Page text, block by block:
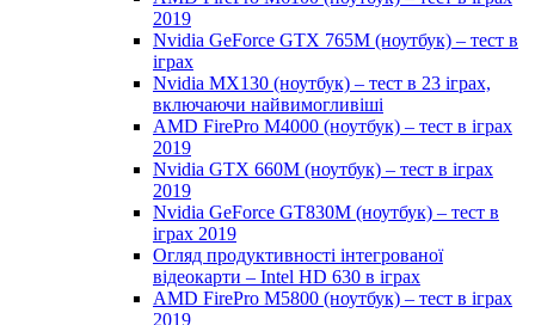
2019
Nvidia GeForce GTX 765M (ноутбук) – тест в
іграх
Nvidia MX130 (ноутбук) – тест в 23 іграх,
включаючи найвимогливіші
AMD FirePro M4000 (ноутбук) – тест в іграх
2019
Nvidia GTX 660M (ноутбук) – тест в іграх
2019
Nvidia GeForce GT830M (ноутбук) – тест в
іграх 2019
Огляд продуктивності інтегрованої
відеокарти – Intel HD 630 в іграх
AMD FirePro M5800 (ноутбук) – тест в іграх
2019